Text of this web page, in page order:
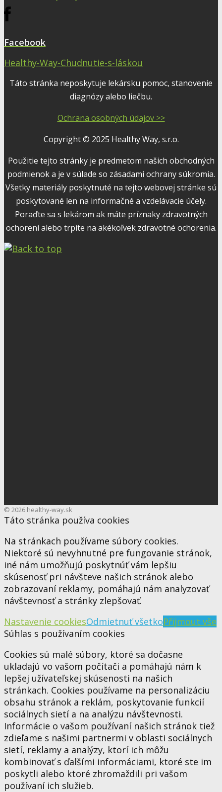
Facebook
Healthy-Way-Chudnutie-s-láskou
Táto stránka neposkytuje lekársku pomoc, stanovenie
diagnózy alebo liečbu.
Ochrana osobných údajov >>
Copyright © 2025 Healthy Way, s.r.o.
Použitie tejto stránky je predmetom našich obchodných
podmienok a je v súlade so zásadami ochrany súkromia.
Všetky materiály poskytnuté na tejto webovej stránke sú
poskytované len na informačné a vzdelávacie účely.
Poraďte sa s lekárom ak máte príznaky zdravotných
ochorení alebo trpíte na akékoľvek zdravotné ochorenia.
© 2026 healthy-way.sk
Táto stránka používa cookies
Na stránkach používame súbory cookies.
Niektoré sú nevyhnutné pre fungovanie stránok,
iné nám umožňujú poskytnúť vám lepšiu
skúsenosť pri návšteve našich stránok alebo
zobrazovaní reklamy, pomáhajú nám analyzovať
návštevnosť a stránky zlepšovať.
Nastavenie cookiesOdmietnuť všetkoPřijmout vše
Súhlas s používaním cookies
Cookies sú malé súbory, ktoré sa dočasne
ukladajú vo vašom počítači a pomáhajú nám k
lepšej užívateľskej skúsenosti na našich
stránkach. Cookies používame na personalizáciu
obsahu stránok a reklám, poskytovanie funkcií
sociálnych sietí a na analýzu návštevnosti.
Informácie o vašom používaní našich stránok tiež
zdieľame s našimi partnermi v oblasti sociálnych
sietí, reklamy a analýzy, ktorí ich môžu
kombinovať s ďalšími informáciami, ktoré ste im
poskytli alebo ktoré zhromaždili pri vašom
používaní ich služieb.